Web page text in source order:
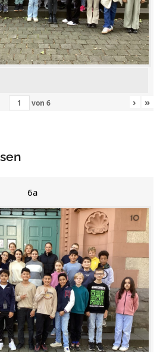
von 6 › »
6a